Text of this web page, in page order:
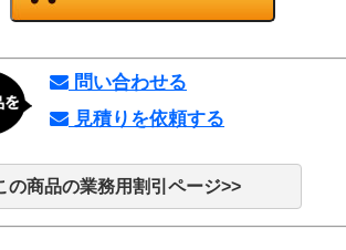
問い合わせる
見積りを依頼する
の商品の業務用割引ページ>>